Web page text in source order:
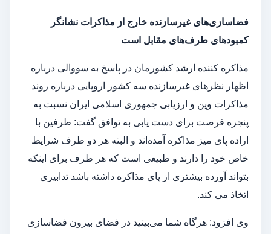
فضاسازی‌های غیرسازنده خارج از مذاکرات نشانگر
کمبودهای طرف‌های مقابل است
مذاکره کننده ارشد کشورمان در پاسخ به سووالی درباره
اظهار نظرهای غیرسازنده سه کشور اروپایی درباره روند
مذاکرات وین و ارزیابی جمهوری اسلامی ایران نسبت به
پنجره فرصت برای دست یابی به توافق گفت: طرفین با
اراده پای میز مذاکره آمده‌اند و البته هر دو طرف شرایط
خاص خود را دارند و طبیعی است که هر طرف برای اینکه
بتواند آورده بیشتری از پای مذاکره داشته باشد تدابیری
اتخاذ می کند.
وی افزود: هرگاه شما می‌بینید در فضای بیرون فضاسازی